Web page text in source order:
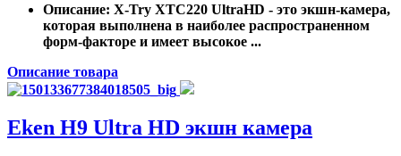
Описание: X-Try XTC220 UltraHD - это экшн-камера,
которая выполнена в наиболее распространенном
форм-факторе и имеет высокое ...
Описание товара
Eken H9 Ultra HD экшн камера